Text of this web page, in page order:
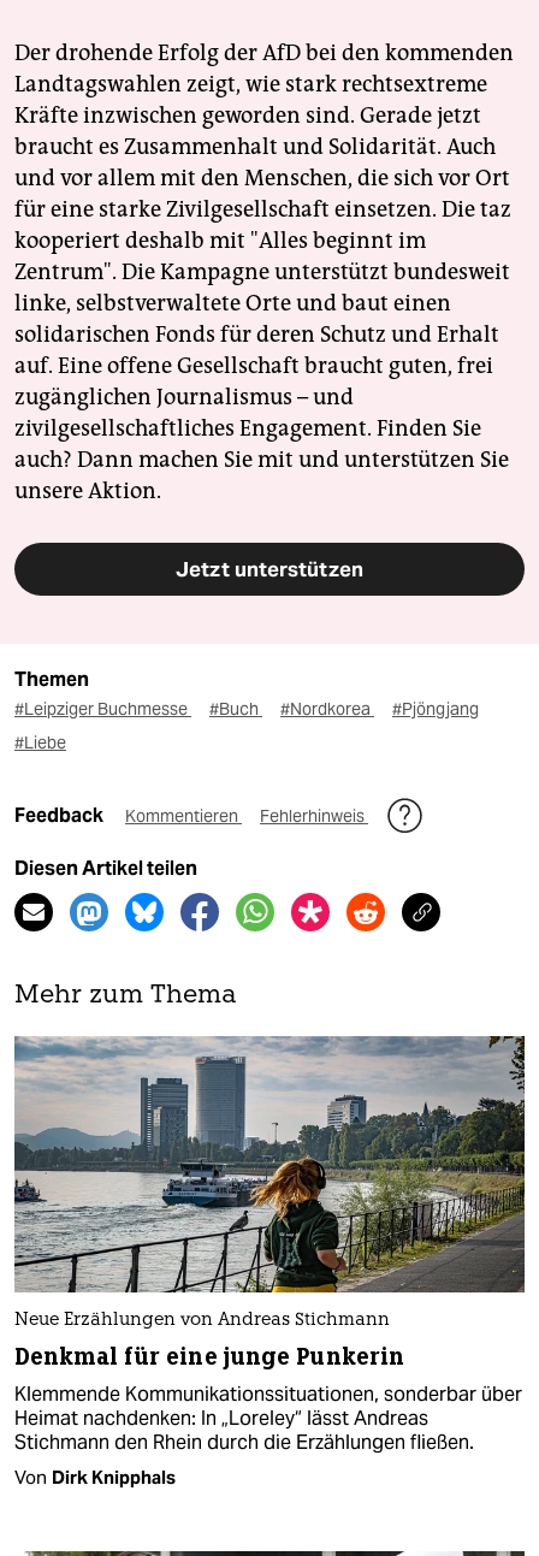
Der drohende Erfolg der AfD bei den kommenden
Landtagswahlen zeigt, wie stark rechtsextreme
Kräfte inzwischen geworden sind. Gerade jetzt
braucht es Zusammenhalt und Solidarität. Auch
und vor allem mit den Menschen, die sich vor Ort
für eine starke Zivilgesellschaft einsetzen. Die taz
kooperiert deshalb mit "Alles beginnt im
Zentrum". Die Kampagne unterstützt bundesweit
linke, selbstverwaltete Orte und baut einen
solidarischen Fonds für deren Schutz und Erhalt
auf. Eine offene Gesellschaft braucht guten, frei
zugänglichen Journalismus – und
zivilgesellschaftliches Engagement. Finden Sie
auch? Dann machen Sie mit und unterstützen Sie
unsere Aktion.
Jetzt unterstützen
Themen
#Leipziger Buchmesse #Buch #Nordkorea
#Pjöngjang
#Liebe
Feedback Kommentieren Fehlerhinweis
Diesen Artikel teilen
Mehr zum Thema
Neue Erzählungen von Andreas Stichmann
Denkmal für eine junge Punkerin
Klemmende Kommunikationssituationen, sonderbar über
Heimat nachdenken: In „Loreley“ lässt Andreas
Stichmann den Rhein durch die Erzählungen fließen.
Von Dirk Knipphals